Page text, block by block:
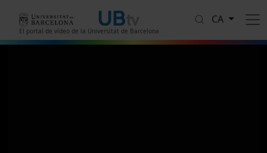
El portal de vídeo de la Universitat de Barcelona
CA